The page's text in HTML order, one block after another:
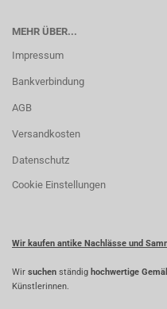
MEHR ÜBER...
Impressum
Bankverbindung
AGB
Versandkosten
Datenschutz
Cookie Einstellungen
Wir kaufen antike Nachlässe und
Wir suchen ständig hochwertige
Künstlerinnen.